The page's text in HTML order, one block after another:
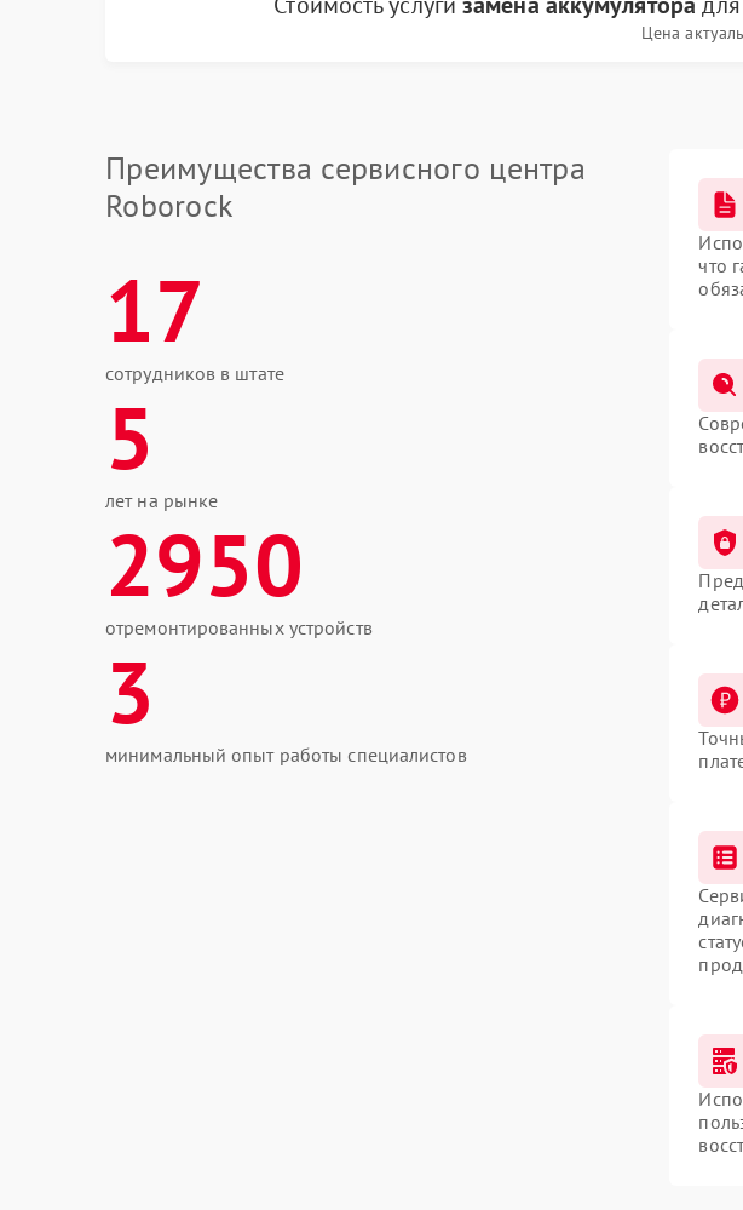
Цена
Преимущества сервисного центра
Roborock
17
сотрудников в штате
5
лет на рынке
2950
отремонтированных устройств
3
минимальный опыт работы специалистов
что